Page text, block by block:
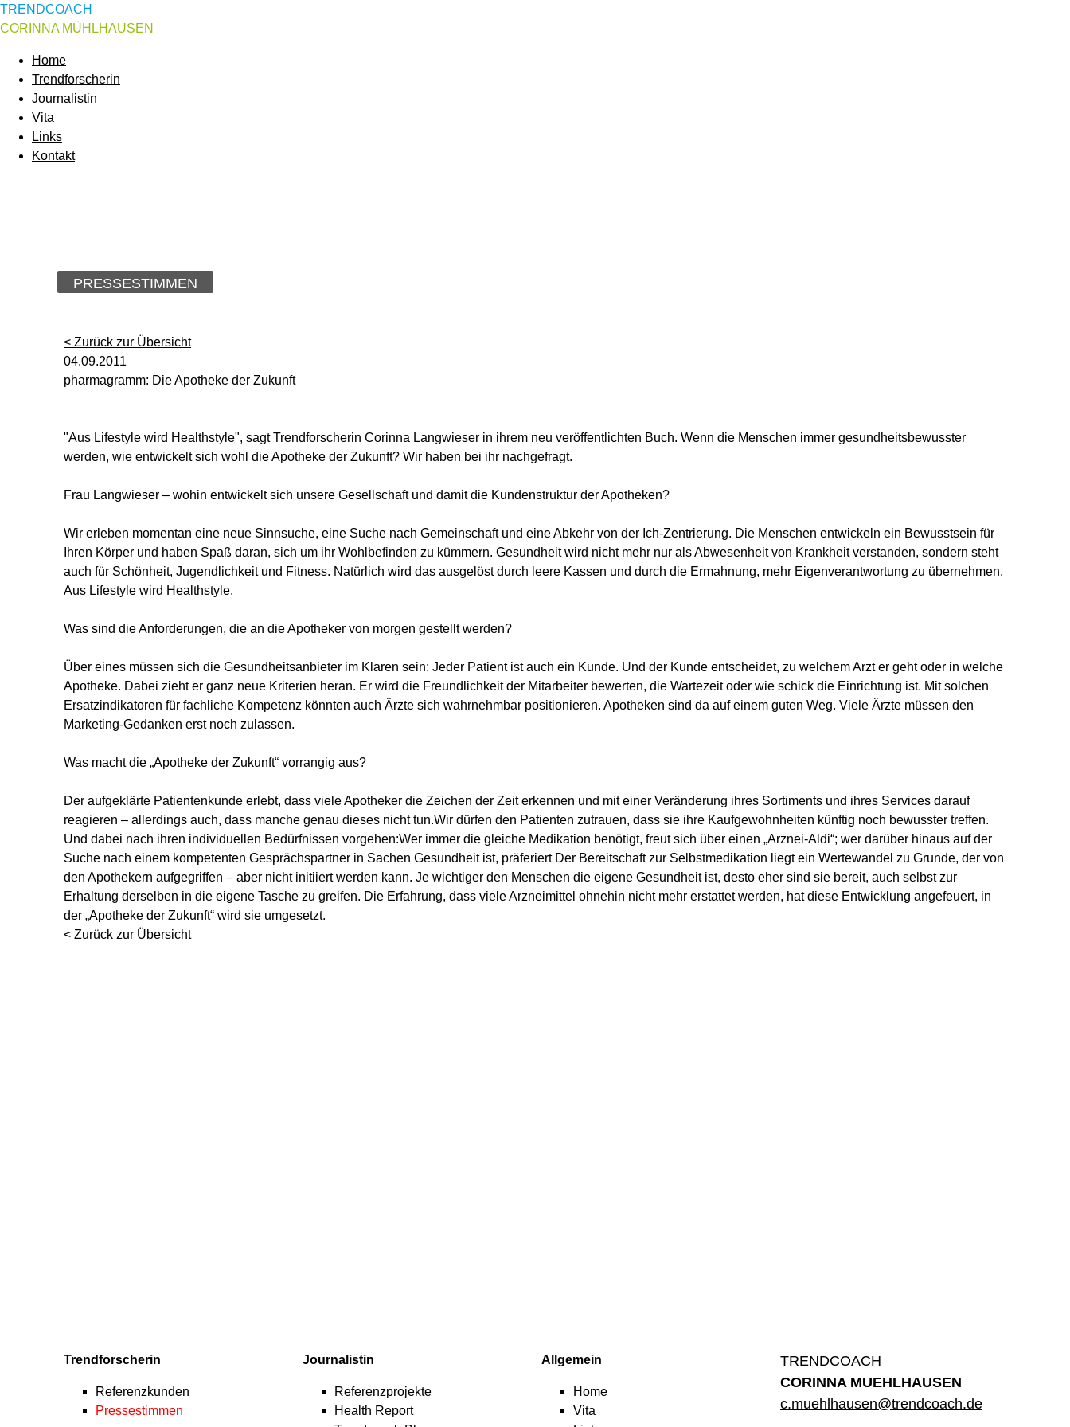
TRENDCOACH
CORINNA MÜHLHAUSEN
Home
Trendforscherin
Journalistin
Vita
Links
Kontakt
PRESSESTIMMEN
< Zurück zur Übersicht
04.09.2011
pharmagramm: Die Apotheke der Zukunft
"Aus Lifestyle wird Healthstyle", sagt Trendforscherin Corinna Langwieser in ihrem neu veröffentlichten Buch. Wenn die Menschen immer gesundheitsbewusster
werden, wie entwickelt sich wohl die Apotheke der Zukunft? Wir haben bei ihr nachgefragt.
Frau Langwieser – wohin entwickelt sich unsere Gesellschaft und damit die Kundenstruktur der Apotheken?
Wir erleben momentan eine neue Sinnsuche, eine Suche nach Gemeinschaft und eine Abkehr von der Ich-Zentrierung. Die Menschen entwickeln ein Bewusstsein für
Ihren Körper und haben Spaß daran, sich um ihr Wohlbefinden zu kümmern. Gesundheit wird nicht mehr nur als Abwesenheit von Krankheit verstanden, sondern steht
auch für Schönheit, Jugendlichkeit und Fitness. Natürlich wird das ausgelöst durch leere Kassen und durch die Ermahnung, mehr Eigenverantwortung zu übernehmen.
Aus Lifestyle wird Healthstyle.
Was sind die Anforderungen, die an die Apotheker von morgen gestellt werden?
Über eines müssen sich die Gesundheitsanbieter im Klaren sein: Jeder Patient ist auch ein Kunde. Und der Kunde entscheidet, zu welchem Arzt er geht oder in welche
Apotheke. Dabei zieht er ganz neue Kriterien heran. Er wird die Freundlichkeit der Mitarbeiter bewerten, die Wartezeit oder wie schick die Einrichtung ist. Mit solchen
Ersatzindikatoren für fachliche Kompetenz könnten auch Ärzte sich wahrnehmbar positionieren. Apotheken sind da auf einem guten Weg. Viele Ärzte müssen den
Marketing-Gedanken erst noch zulassen.
Was macht die „Apotheke der Zukunft“ vorrangig aus?
Der aufgeklärte Patientenkunde erlebt, dass viele Apotheker die Zeichen der Zeit erkennen und mit einer Veränderung ihres Sortiments und ihres Services darauf
reagieren – allerdings auch, dass manche genau dieses nicht tun.Wir dürfen den Patienten zutrauen, dass sie ihre Kaufgewohnheiten künftig noch bewusster treffen.
Und dabei nach ihren individuellen Bedürfnissen vorgehen:Wer immer die gleiche Medikation benötigt, freut sich über einen „Arznei-Aldi“; wer darüber hinaus auf der
Suche nach einem kompetenten Gesprächspartner in Sachen Gesundheit ist, präferiert Der Bereitschaft zur Selbstmedikation liegt ein Wertewandel zu Grunde, der von
den Apothekern aufgegriffen – aber nicht initiiert werden kann. Je wichtiger den Menschen die eigene Gesundheit ist, desto eher sind sie bereit, auch selbst zur
Erhaltung derselben in die eigene Tasche zu greifen. Die Erfahrung, dass viele Arzneimittel ohnehin nicht mehr erstattet werden, hat diese Entwicklung angefeuert, in
der „Apotheke der Zukunft“ wird sie umgesetzt.
< Zurück zur Übersicht
Trendforscherin
Referenzkunden
Pressestimmen
Journalistin
Referenzprojekte
Health Report
Allgemein
Home
Vita
TRENDCOACH
CORINNA MUEHLHAUSEN
c.muehlhausen@trendcoach.de